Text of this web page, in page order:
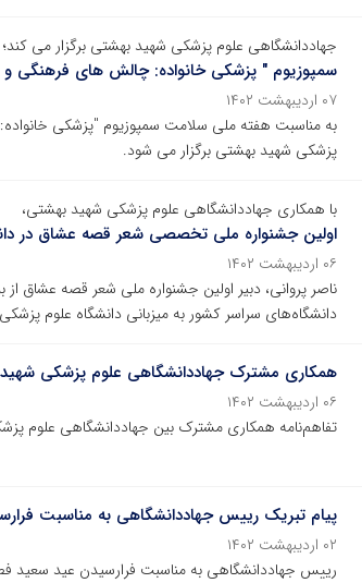
جهاددانشگاهی علوم پزشکی شهید بهشتی برگزار می کند؛
سمپوزیوم " پزشکی خانواده: چالش های فرهنگی و
۰۷ اردیبهشت ۱۴۰۲
به مناسبت هفته ملی سلامت سمپوزیوم "پزشکی
پزشکی شهید بهشتی برگزار می شود.
با همکاری جهاددانشگاهی علوم پزشکی شهید بهشتی،
اولین جشنواره ملی تخصصی شعر قصه عشاق در
۰۶ اردیبهشت ۱۴۰۲
ناصر پروانی، دبیر اولین جشنواره ملی شعر قصه عشاق از
دانشگاه‌های سراسر کشور به میزبانی دانشگاه علوم
همکاری مشترک جهاددانشگاهی علوم پزشکی
۰۶ اردیبهشت ۱۴۰۲
تفاهم‌نامه همکاری مشترک بین جهاددانشگاهی علوم
پیام تبریک رییس جهاددانشگاهی به مناسبت
۰۲ اردیبهشت ۱۴۰۲
رییس جهاددانشگاهی به مناسبت فرارسیدن عید سعید